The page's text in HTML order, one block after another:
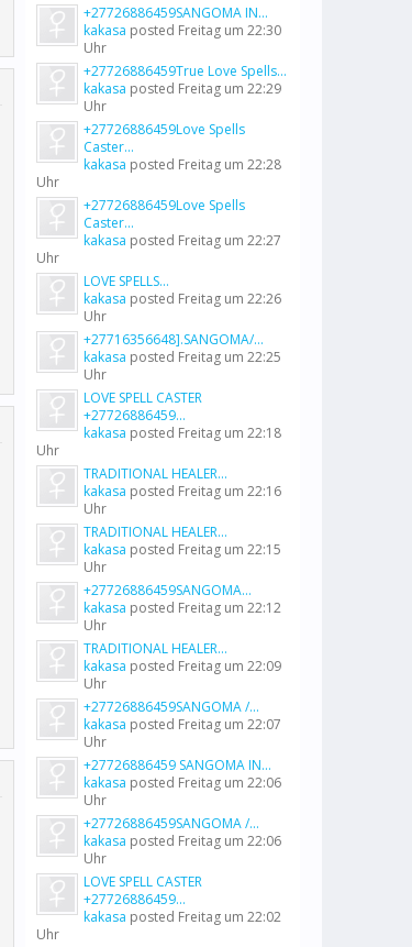
+27726886459SANGOMA IN...
kakasa posted Freitag um 22:30
Uhr
+27726886459True Love Spells...
kakasa posted Freitag um 22:29
Uhr
+27726886459Love Spells
Caster...
kakasa posted Freitag um 22:28
Uhr
+27726886459Love Spells
Caster...
kakasa posted Freitag um 22:27
Uhr
LOVE SPELLS...
kakasa posted Freitag um 22:26
Uhr
+27716356648].SANGOMA/...
kakasa posted Freitag um 22:25
Uhr
LOVE SPELL CASTER
+27726886459...
kakasa posted Freitag um 22:18
Uhr
TRADITIONAL HEALER...
kakasa posted Freitag um 22:16
Uhr
TRADITIONAL HEALER...
kakasa posted Freitag um 22:15
Uhr
+27726886459SANGOMA...
kakasa posted Freitag um 22:12
Uhr
TRADITIONAL HEALER...
kakasa posted Freitag um 22:09
Uhr
+27726886459SANGOMA /...
kakasa posted Freitag um 22:07
Uhr
+27726886459 SANGOMA IN...
kakasa posted Freitag um 22:06
Uhr
+27726886459SANGOMA /...
kakasa posted Freitag um 22:06
Uhr
LOVE SPELL CASTER
+27726886459...
kakasa posted Freitag um 22:02
Uhr